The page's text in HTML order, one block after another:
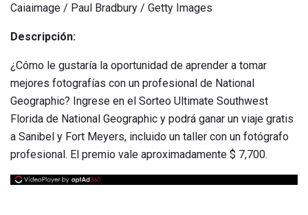
Caiaimage / Paul Bradbury / Getty Images
Descripción:
¿Cómo le gustaría la oportunidad de aprender a tomar
mejores fotografías con un profesional de National
Geographic? Ingrese en el Sorteo Ultimate Southwest
Florida de National Geographic y podrá ganar un viaje gratis
a Sanibel y Fort Meyers, incluido un taller con un fotógrafo
profesional. El premio vale aproximadamente $ 7,700.